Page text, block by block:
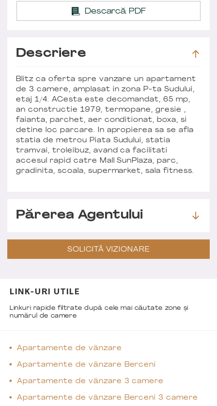
Descarcă PDF
Descriere
Blitz ca oferta spre vanzare un apartament
de 3 camere, amplasat in zona P-ta Sudului,
etaj 1/4. ACesta este decomandat, 65 mp,
an constructie 1979, termopane, gresie ,
faianta, parchet, aer conditionat, boxa, si
detine loc parcare. In apropierea sa se afla
statia de metrou Piata Sudului, statia
tramvai, troleibuz, avand ca facilitati
accesul rapid catre Mall SunPlaza, parc,
gradinita, scoala, supermarket, sala fitness.
Părerea Agentului
SOLICITĂ VIZIONARE
LINK-URI UTILE
Linkuri rapide filtrate după cele mai căutate zone și
numărul de camere
Apartamente de vânzare
Apartamente de vânzare Berceni
Apartamente de vânzare 3 camere
Apartamente de vânzare Berceni 3 camere